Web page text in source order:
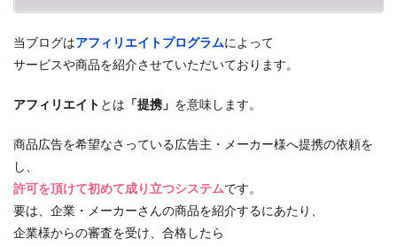
当ブログはアフィリエイトプログラムによって
サービスや商品を紹介させていただいております。
アフィリエイト とは 「提携」 を意味します。
商品広告を希望なさっている広告主・メーカー様へ提携の依頼を
し、
許可を頂けて初めて成り立つシステムです。
要は、企業・メーカーさんの商品を紹介するにあたり、
企業様からの審査を受け、合格したら